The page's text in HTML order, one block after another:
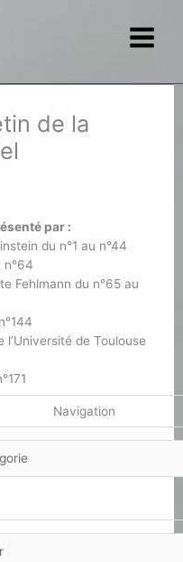
de la
par :
du n°1 au n°44
n°64
Fehlmann du n°65 au
de Toulouse
Navigation